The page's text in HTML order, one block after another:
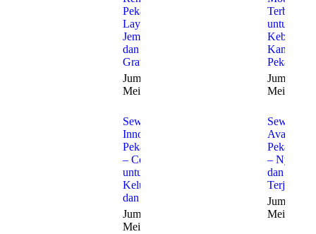
Pekanbaru:
Layanan
Jemput
dan Antar
Gratis
Jumat, 22
Mei 2026
Terbaik
untuk
Kebutuhan
Kantor di
Pekanbaru
Jumat, 22
Mei 2026
Sewa
Innova
Pekanbaru
– Cocok
untuk
Keluarga
dan Bisnis
Jumat, 22
Mei 2026
Sewa
Avanza
Pekanbaru
– Nyaman
dan
Jumat, 22
Mei 2026